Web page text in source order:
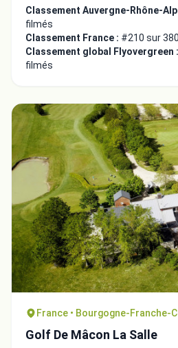
Classement Auvergne-Rhône-
filmés
Classement France : #210 sur
Classement global Flyovergreen :
filmés
France • Bourgogne-Franche-
Golf De Mâcon La Salle